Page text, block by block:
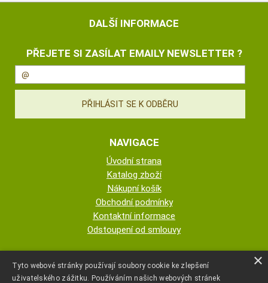
DALŠÍ INFORMACE
PŘEJETE SI ZASÍLAT EMAILY NEWSLETTER ?
NAVIGACE
Úvodní strana
Katalog zboží
Nákupní košík
Obchodní podmínky
Kontaktní informace
Odstoupení od smlouvy
ESHOP PROVOZUJE ×
Tyto webové stránky používají soubory cookie ke zlepšení
uživatelského zážitku. Používáním našich webových stránek